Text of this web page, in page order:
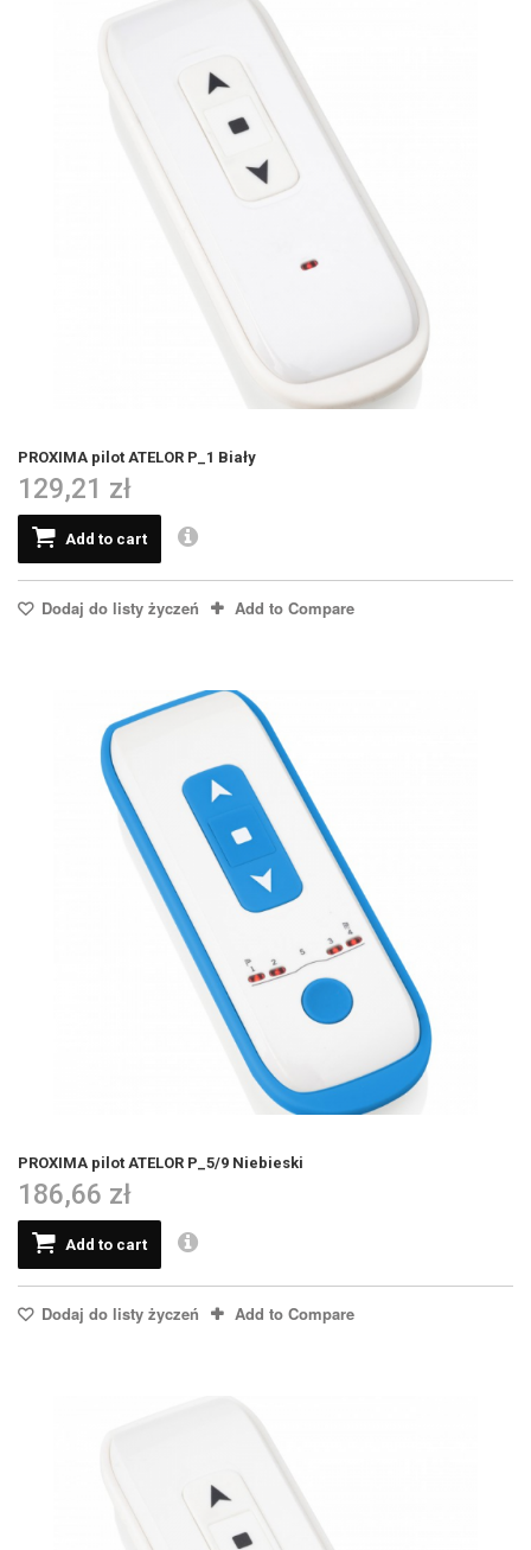
PROXIMA pilot ATELOR P_1 Biały
129,21 zł
Add to cart
Dodaj do listy życzeń Add to Compare
PROXIMA pilot ATELOR P_5/9 Niebieski
186,66 zł
Add to cart
Dodaj do listy życzeń Add to Compare